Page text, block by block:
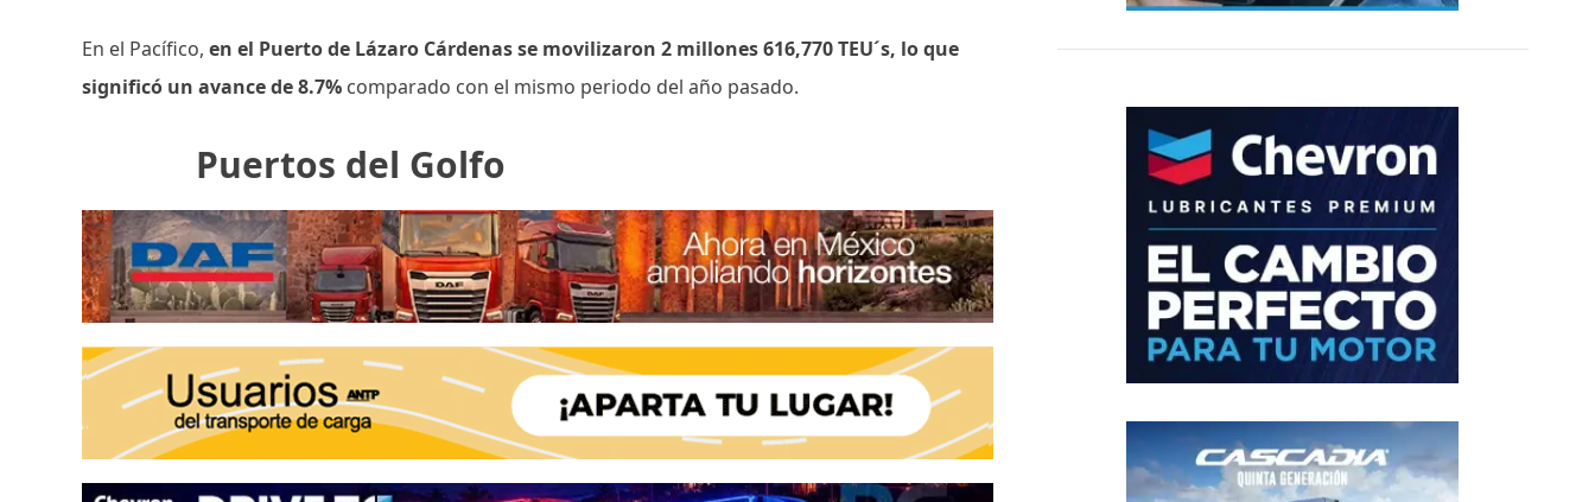
En el Pacífico,en el Puerto de Lázaro Cárdenas se movilizaron 2 millones 616,770 TEU´s, lo que
significó un avance de 8.7% comparado con el mismo periodo del año pasado.
Puertos del Golfo